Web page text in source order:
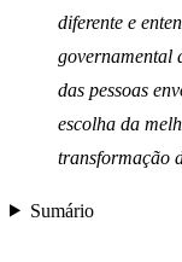
diferente e
governamental
das pessoas
escolha da
transformação
Sumário